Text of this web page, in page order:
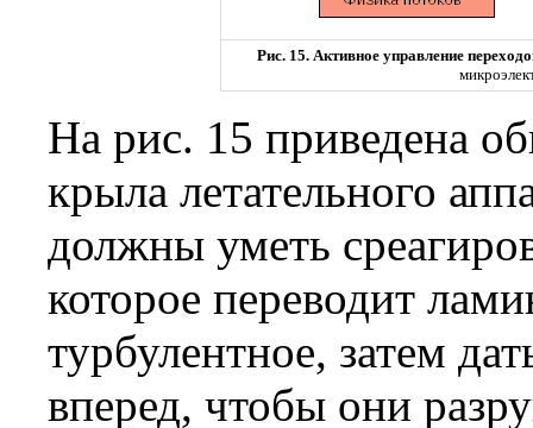
Рис. 15. Активное управление
На рис. 15 приведена
крыла летательного
должны уметь
которое переводит
турбулентное, затем
вперед, чтобы они